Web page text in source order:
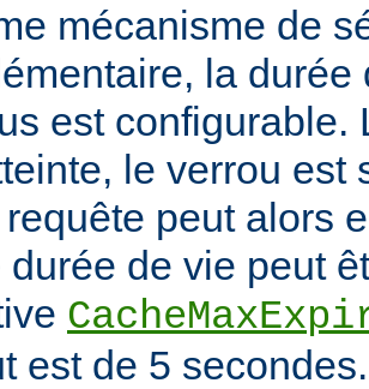
mécanisme de
la
est configurable.
le verrou est
peut alors
durée de vie peut
est de 5 secondes.